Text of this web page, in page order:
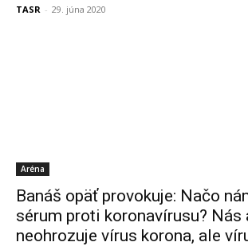
TASR - 29. júna 2020
Aréna
Banáš opäť provokuje: Načo
sérum proti koronavírusu? Nás
neohrozuje vírus korona, ale